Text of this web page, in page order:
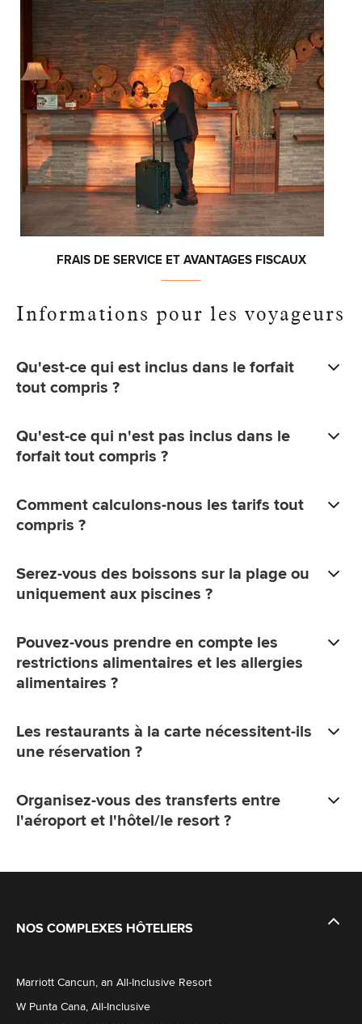
FRAIS DE SERVICE ET AVANTAGES FISCAUX
Informations pour les voyageurs
Qu'est-ce qui est inclus dans le forfait
tout compris ?
Qu'est-ce qui n'est pas inclus dans le
forfait tout compris ?
Comment calculons-nous les tarifs tout
compris ?
Serez-vous des boissons sur la plage ou
uniquement aux piscines ?
Pouvez-vous prendre en compte les
restrictions alimentaires et les allergies
alimentaires ?
Les restaurants à la carte nécessitent-ils
une réservation ?
Organisez-vous des transferts entre
l'aéroport et l'hôtel/le resort ?
NOS COMPLEXES HÔTELIERS
Marriott Cancun, an All-Inclusive Resort
W Punta Cana, All-Inclusive